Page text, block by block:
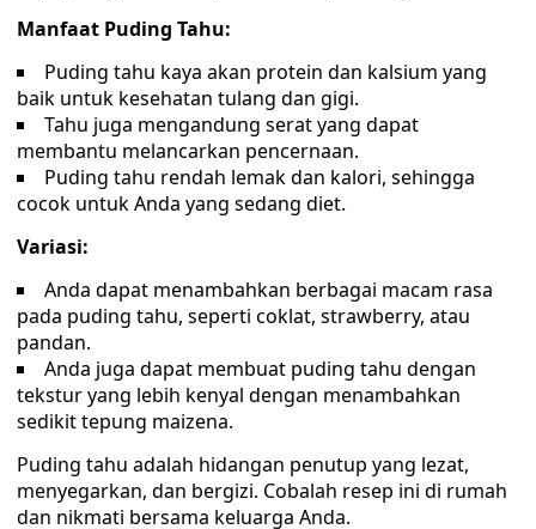
Manfaat Puding Tahu:
Puding tahu kaya akan protein dan kalsium yang
baik untuk kesehatan tulang dan gigi.
Tahu juga mengandung serat yang dapat
membantu melancarkan pencernaan.
Puding tahu rendah lemak dan kalori, sehingga
cocok untuk Anda yang sedang diet.
Variasi:
Anda dapat menambahkan berbagai macam rasa
pada puding tahu, seperti coklat, strawberry, atau
pandan.
Anda juga dapat membuat puding tahu dengan
tekstur yang lebih kenyal dengan menambahkan
sedikit tepung maizena.
Puding tahu adalah hidangan penutup yang lezat,
menyegarkan, dan bergizi. Cobalah resep ini di rumah
dan nikmati bersama keluarga Anda.